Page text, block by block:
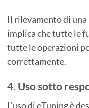
Il rilevamento di
implica che tutte le
tutte le operazioni
correttamente.
4. Uso sotto
L’uso di eTuning è